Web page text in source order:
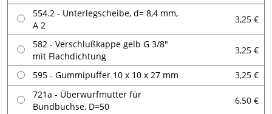
554.2 - Unterlegscheibe, d= 8,4 mm,
A 2
3,25 €
582 - Verschlußkappe gelb G 3/8"
mit Flachdichtung
3,25 €
595 - Gummipuffer 10 x 10 x 27 mm
3,25 €
721a - Überwurfmutter für
Bundbuchse, D=50
6,50 €